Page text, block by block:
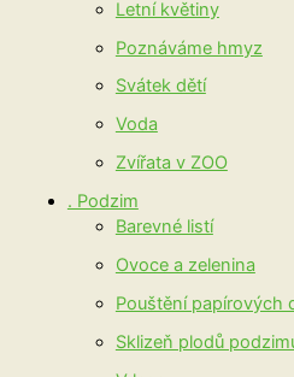
Letní květiny
Poznáváme hmyz
Svátek dětí
Voda
Zvířata v ZOO
. Podzim
Barevné listí
Ovoce a zelenina
Pouštění papírových
Sklizeň plodů